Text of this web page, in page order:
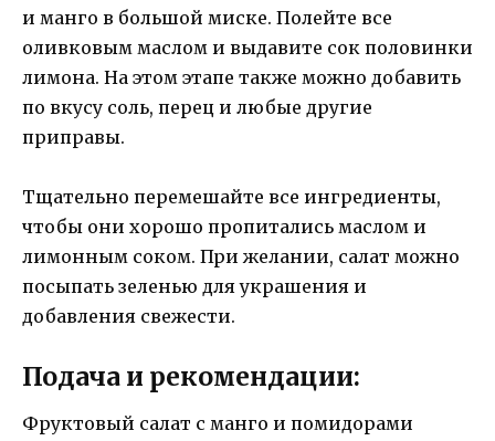
и манго в большой миске. Полейте все
оливковым маслом и выдавите сок половинки
лимона. На этом этапе также можно добавить
по вкусу соль, перец и любые другие
приправы.
Тщательно перемешайте все ингредиенты,
чтобы они хорошо пропитались маслом и
лимонным соком. При желании, салат можно
посыпать зеленью для украшения и
добавления свежести.
Подача и рекомендации:
Фруктовый салат с манго и помидорами